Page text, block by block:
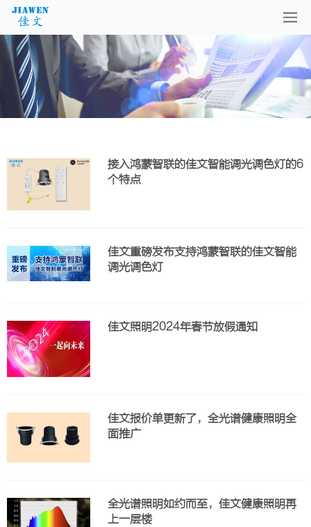
接入鸿蒙智联的佳文智能调光调色灯的6
个特点
佳文重磅发布支持鸿蒙智联的佳文智能
调光调色灯
佳文照明2024年春节放假通知
佳文报价单更新了，全光谱健康照明全
面推广
全光谱照明如约而至，佳文健康照明再
上一层楼